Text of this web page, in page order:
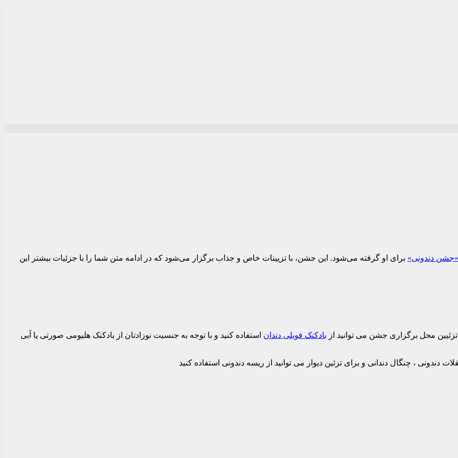
«جشن دندونی» برای او گرفته می‌شود. این جشن، با تزیینات خاص و جذاب برگزار می‌شود که در ادامه متن شما را با جزئیات بیشتر این
محل برگزاری جشن می توانید از بادکنک فویلی دندان استفاده کنید و با توجه به جنسیت نوزادتان از بادکنک هلیومی صورتی یا آبی
دندونی ، چنگال دندانی و برای تزئین دیوار می توانید از ریسه دندونی استفاده کنید